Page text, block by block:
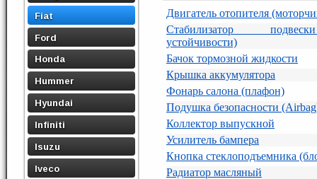
Fiat
Ford
Honda
Hummer
Hyundai
Infiniti
Isuzu
Iveco
Двигатель отопителя
Стабилизатор
устойчивости)
Бачок тормозной жидкости
Крышка аккумулятора
Фонарь салона (плафон)
Подушка безопасности
Коллектор выпускной
Усилитель бампера
Кнопка стеклоподъемника
Радиатор масляный